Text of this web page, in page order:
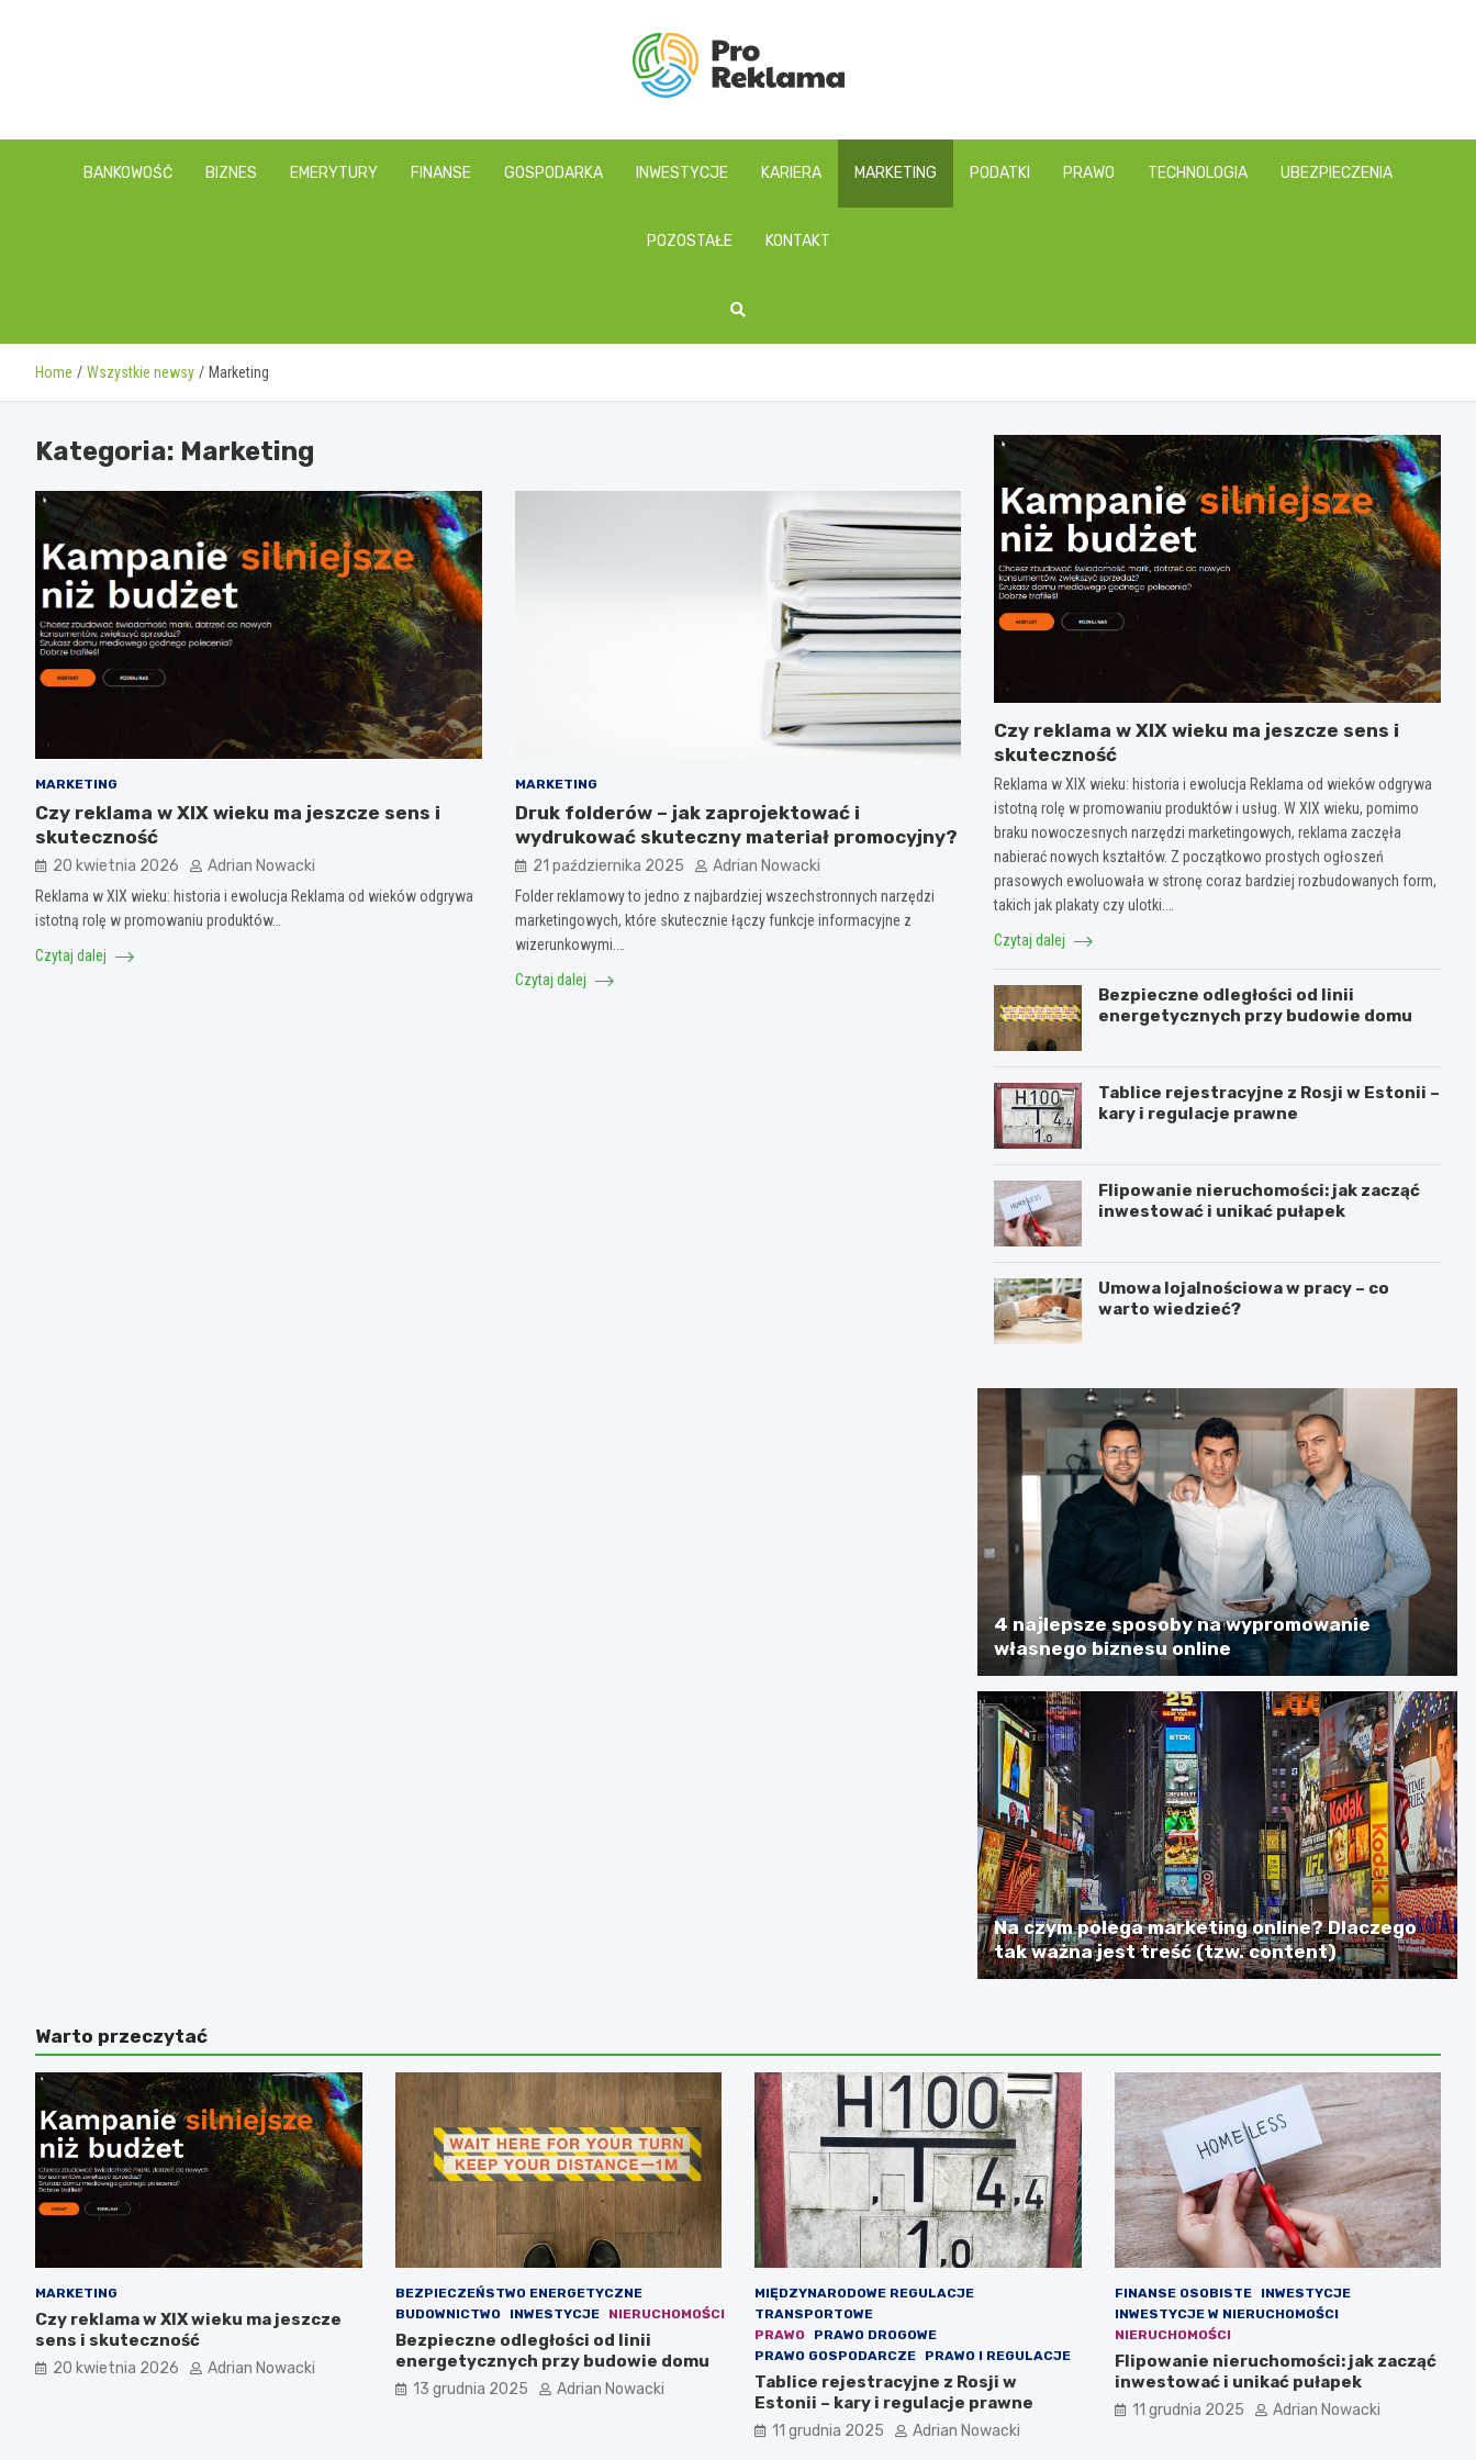
proreklama.pl
BANKOWOŚĆ BIZNES EMERYTURY FINANSE GOSPODARKA INWESTYCJE KARIERA MARKETING PODATKI PRAWO TECHNOLOGIA UBEZPIECZENIA
POZOSTAŁE KONTAKT
Home Wszystkie newsy Marketing
Kategoria: Marketing
MARKETING
Czy reklama w XIX wieku ma jeszcze sens i
skuteczność
20 kwietnia 2026 Adrian Nowacki
Reklama w XIX wieku: historia i ewolucja Reklama od wieków odgrywa
istotną rolę w promowaniu produktów…
Czytaj dalej
MARKETING
Druk folderów – jak zaprojektować i
wydrukować skuteczny materiał promocyjny?
21 października 2025 Adrian Nowacki
Folder reklamowy to jedno z najbardziej wszechstronnych narzędzi
marketingowych, które skutecznie łączy funkcje informacyjne z
wizerunkowymi.…
Czytaj dalej
Czy reklama w XIX wieku ma jeszcze sens i
skuteczność
Reklama w XIX wieku: historia i ewolucja Reklama od wieków odgrywa
istotną rolę w promowaniu produktów i usług. W XIX wieku, pomimo
braku nowoczesnych narzędzi marketingowych, reklama zaczęła
nabierać nowych kształtów. Z początkowo prostych ogłoszeń
prasowych ewoluowała w stronę coraz bardziej rozbudowanych form,
takich jak plakaty czy ulotki.…
Czytaj dalej
Bezpieczne odległości od linii
energetycznych przy budowie domu
Tablice rejestracyjne z Rosji w Estonii –
kary i regulacje prawne
Flipowanie nieruchomości: jak zacząć
inwestować i unikać pułapek
Umowa lojalnościowa w pracy – co
warto wiedzieć?
4 najlepsze sposoby na wypromowanie
własnego biznesu online
Na czym polega marketing online? Dlaczego
tak ważna jest treść (tzw. content)
Warto przeczytać
MARKETING
Czy reklama w XIX wieku ma jeszcze
sens i skuteczność
20 kwietnia 2026 Adrian Nowacki
BEZPIECZEŃSTWO ENERGETYCZNE
BUDOWNICTWO
INWESTYCJE NIERUCHOMOŚCI
Bezpieczne odległości od linii
energetycznych przy budowie domu
13 grudnia 2025 Adrian Nowacki
MIĘDZYNARODOWE REGULACJE
TRANSPORTOWE
PRAWO
PRAWO DROGOWE
PRAWO GOSPODARCZE
PRAWO I REGULACJE
Tablice rejestracyjne z Rosji w
Estonii – kary i regulacje prawne
11 grudnia 2025 Adrian Nowacki
FINANSE OSOBISTE
INWESTYCJE
INWESTYCJE W NIERUCHOMOŚCI
NIERUCHOMOŚCI
Flipowanie nieruchomości: jak zacząć
inwestować i unikać pułapek
11 grudnia 2025 Adrian Nowacki